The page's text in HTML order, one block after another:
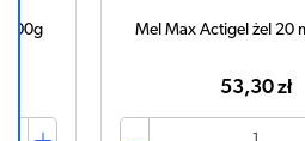
100g Mel Max Actigel żel 20
53,30 zł